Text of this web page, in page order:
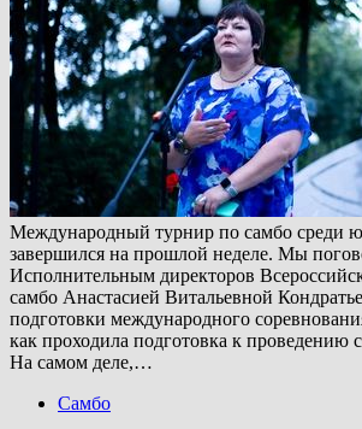
Международный турнир по самбо среди
завершился на прошлой неделе. Мы
Исполнительным директоров
самбо Анастасией Витальевной
подготовки международного
как проходила подготовка к
На самом деле,…
Самбо